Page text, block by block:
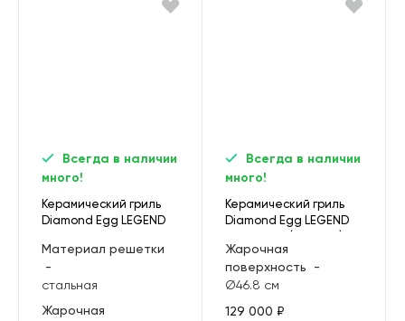
Всегда в наличии
много!
Керамический гриль
Diamond Egg LEGEND
Материал решетки
-
стальная
Жарочная
Всегда в наличии
много!
Керамический гриль
Diamond Egg LEGEND
Жарочная
поверхность
-
Ø46.8 см
129 000 ₽